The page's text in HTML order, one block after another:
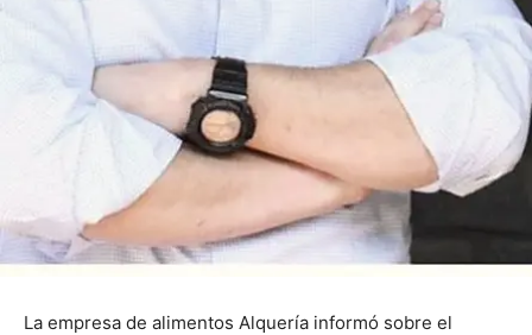
La empresa de alimentos Alquería informó sobre el